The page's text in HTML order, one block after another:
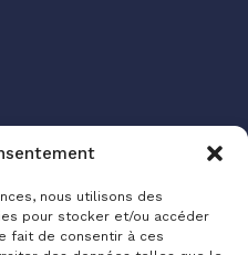
nous utilisons des
pour stocker et/ou accéder
fait de consentir à ces